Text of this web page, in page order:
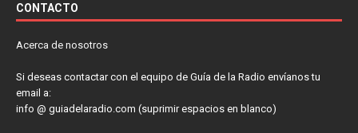
CONTACTO
Acerca de nosotros
Si deseas contactar con el equipo de Guía de la Radio envíanos tu
email a:
info @ guiadelaradio.com (suprimir espacios en blanco)